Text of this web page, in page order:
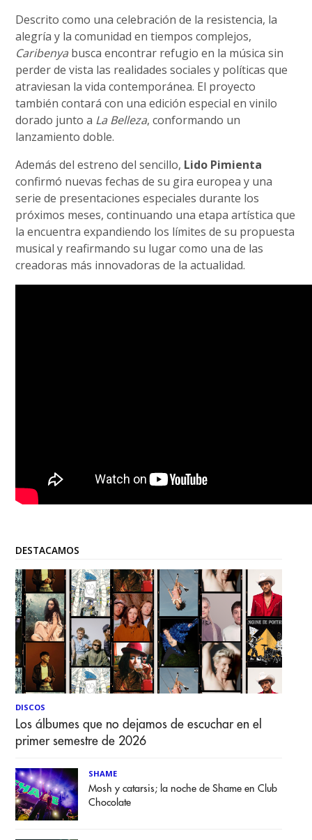
Descrito como una celebración de la resistencia, la
alegría y la comunidad en tiempos complejos,
Caribenya busca encontrar refugio en la música sin
perder de vista las realidades sociales y políticas que
atraviesan la vida contemporánea. El proyecto
también contará con una edición especial en vinilo
dorado junto a La Belleza, conformando un
lanzamiento doble.
Además del estreno del sencillo, Lido Pimienta
confirmó nuevas fechas de su gira europea y una
serie de presentaciones especiales durante los
próximos meses, continuando una etapa artística que
la encuentra expandiendo los límites de su propuesta
musical y reafirmando su lugar como una de las
creadoras más innovadoras de la actualidad.
DESTACAMOS
DISCOS
Los álbumes que no dejamos de escuchar en el
primer semestre de 2026
SHAME
Mosh y catarsis; la noche de Shame en Club
Chocolate